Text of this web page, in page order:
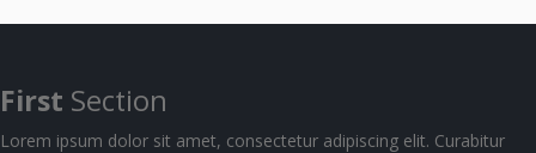
First Section
Lorem ipsum dolor sit amet, consectetur adipiscing elit. Curabitur